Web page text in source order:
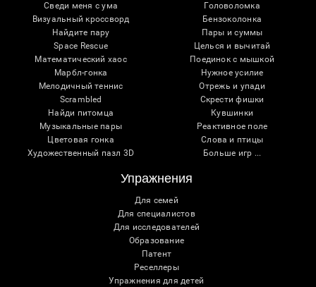
Сведи меня с ума
Визуальный кроссворд
Найдите пару
Space Rescue
Математический хаос
Марбл-гонка
Мелодичный теннис
Scrambled
Найди питомца
Музыкальные пары
Цветовая гонка
Художественный пазл 3D
Головоломка
Бензоколонка
Пары и суммы
Целься и вычитай
Поединок с мышкой
Нужное усилие
Отрежь и упади
Скрести фишки
Кувшинки
Реактивное поле
Слова и птицы
Больше игр ...
Упражнения
Для семей
Для специалистов
Для исследователей
Образование
Патент
Реселлеры
Упражнения для детей